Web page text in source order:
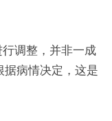
调整，并非一成
病情决定，这是